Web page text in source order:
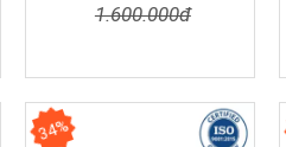
1.600.000đ
34%